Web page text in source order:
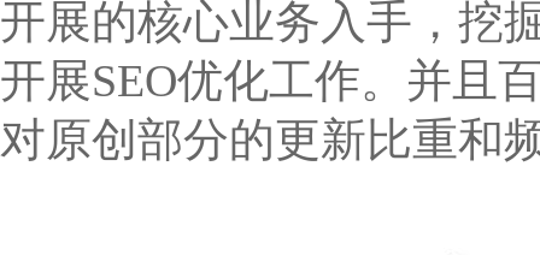
开展的核心业务入手，挖
开展SEO优化工作。并且
对原创部分的更新比重和